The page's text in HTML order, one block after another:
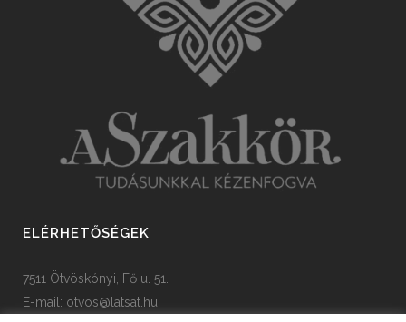
ELÉRHETŐSÉGEK
7511 Ötvöskónyi, Fő u. 51.
E-mail: otvos@latsat.hu